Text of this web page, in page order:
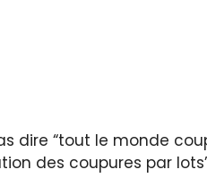
dire “tout le monde
des coupures par